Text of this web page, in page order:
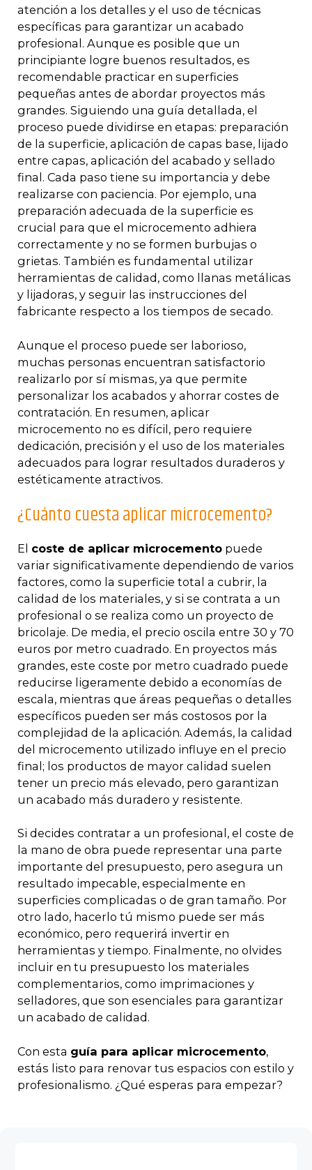
atención a los detalles y el uso de técnicas
específicas para garantizar un acabado
profesional. Aunque es posible que un
principiante logre buenos resultados, es
recomendable practicar en superficies
pequeñas antes de abordar proyectos más
grandes. Siguiendo una guía detallada, el
proceso puede dividirse en etapas: preparación
de la superficie, aplicación de capas base, lijado
entre capas, aplicación del acabado y sellado
final. Cada paso tiene su importancia y debe
realizarse con paciencia. Por ejemplo, una
preparación adecuada de la superficie es
crucial para que el microcemento adhiera
correctamente y no se formen burbujas o
grietas. También es fundamental utilizar
herramientas de calidad, como llanas metálicas
y lijadoras, y seguir las instrucciones del
fabricante respecto a los tiempos de secado.
Aunque el proceso puede ser laborioso,
muchas personas encuentran satisfactorio
realizarlo por sí mismas, ya que permite
personalizar los acabados y ahorrar costes de
contratación. En resumen, aplicar
microcemento no es difícil, pero requiere
dedicación, precisión y el uso de los materiales
adecuados para lograr resultados duraderos y
estéticamente atractivos.
¿Cuánto cuesta aplicar microcemento?
El coste de aplicar microcemento puede
variar significativamente dependiendo de varios
factores, como la superficie total a cubrir, la
calidad de los materiales, y si se contrata a un
profesional o se realiza como un proyecto de
bricolaje. De media, el precio oscila entre 30 y 70
euros por metro cuadrado. En proyectos más
grandes, este coste por metro cuadrado puede
reducirse ligeramente debido a economías de
escala, mientras que áreas pequeñas o detalles
específicos pueden ser más costosos por la
complejidad de la aplicación. Además, la calidad
del microcemento utilizado influye en el precio
final; los productos de mayor calidad suelen
tener un precio más elevado, pero garantizan
un acabado más duradero y resistente.
Si decides contratar a un profesional, el coste de
la mano de obra puede representar una parte
importante del presupuesto, pero asegura un
resultado impecable, especialmente en
superficies complicadas o de gran tamaño. Por
otro lado, hacerlo tú mismo puede ser más
económico, pero requerirá invertir en
herramientas y tiempo. Finalmente, no olvides
incluir en tu presupuesto los materiales
complementarios, como imprimaciones y
selladores, que son esenciales para garantizar
un acabado de calidad.
Con esta guía para aplicar microcemento,
estás listo para renovar tus espacios con estilo y
profesionalismo. ¿Qué esperas para empezar?